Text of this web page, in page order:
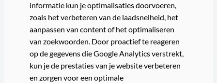
informatie kun je optimalisaties doorvoeren,
zoals het verbeteren van de laadsnelheid, het
aanpassen van content of het optimaliseren
van zoekwoorden. Door proactief te reageren
op de gegevens die Google Analytics verstrekt,
kun je de prestaties van je website verbeteren
en zorgen voor een optimale